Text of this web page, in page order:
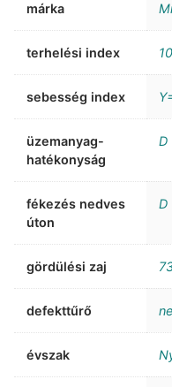
márka
terhelési index
sebesség index
üzemanyag-
hatékonyság
D
fékezés nedves
úton
D
gördülési zaj
defekttűrő
évszak